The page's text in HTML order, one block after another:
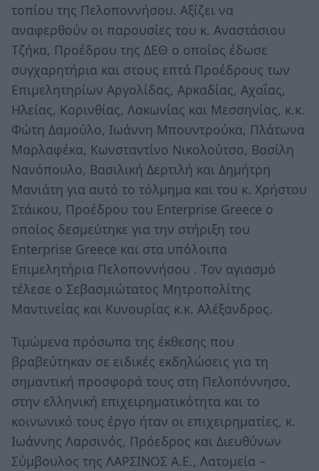
τοπίου της Πελοποννήσου. Αξίζει να
αναφερθούν οι παρουσίες του κ. Αναστάσιου
Τζήκα, Προέδρου της ΔΕΘ ο οποίος έδωσε
συγχαρητήρια και στους επτά Προέδρους των
Επιμελητηρίων Αργολίδας, Αρκαδίας, Αχαΐας,
Ηλείας, Κορινθίας, Λακωνίας και Μεσσηνίας, κ.κ.
Φώτη Δαμούλο, Ιωάννη Μπουντρούκα, Πλάτωνα
Μαρλαφέκα, Κωνσταντίνο Νικολούτσο, Βασίλη
Νανόπουλο, Βασιλική Δερτιλή και Δημήτρη
Μανιάτη για αυτό το τόλμημα και του κ. Χρήστου
Στάικου, Προέδρου του Enterprise Greece ο
οποίος δεσμεύτηκε για την στήριξη του
Enterprise Greece και στα υπόλοιπα
Επιμελητήρια Πελοποννήσου . Τον αγιασμό
τέλεσε ο Σεβασμιώτατος Μητροπολίτης
Μαντινείας και Κυνουρίας κ.κ. Αλέξανδρος.
Τιμώμενα πρόσωπα της έκθεσης που
βραβεύτηκαν σε ειδικές εκδηλώσεις για τη
σημαντική προσφορά τους στη Πελοπόννησο,
στην ελληνική επιχειρηματικότητα και το
κοινωνικό τους έργο ήταν οι επιχειρηματίες, κ.
Ιωάννης Λαρσινός, Πρόεδρος και Διευθύνων
Σύμβουλος της ΛΑΡΣΙΝΟΣ Α.Ε., Λατομεία –